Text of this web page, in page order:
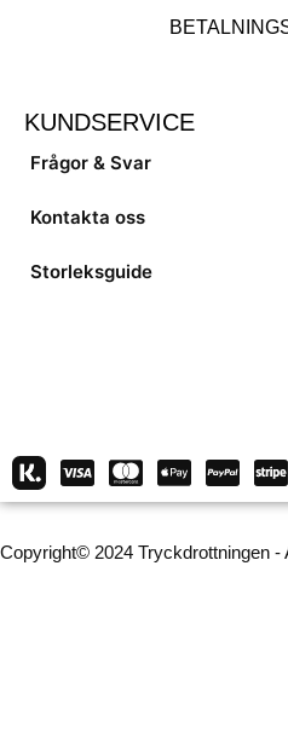
KUNDSERVICE
Frågor & Svar
Kontakta oss
Storleksguide
Copyright© 2024 Tryckdrottningen -